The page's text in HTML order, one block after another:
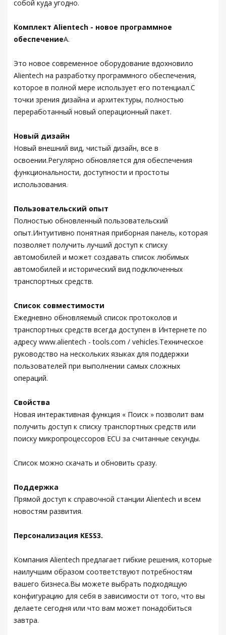
собой куда угодно.
Комплект Alientech - новое программное
обеспечениеА.
Это новое современное оборудование вдохновило
Alientech на разработку программного обеспечения,
которое в полной мере использует его потенциал.С
точки зрения дизайна и архитектуры, полностью
переработанный новый операционный пакет.
Новый дизайн
Новый внешний вид, чистый дизайн, все в
освоении.Регулярно обновляется для обеспечения
функциональности, доступности и простоты
использования.
Пользовательский опыт
Полностью обновленный пользовательский
опыт.Интуитивно понятная приборная панель, которая
позволяет получить лучший доступ к списку
автомобилей и может создавать список любимых
автомобилей и исторический вид подключенных
транспортных средств.
Список совместимости
Ежедневно обновляемый список протоколов и
транспортных средств всегда доступен в Интернете по
адресу www.alientech - tools.com / vehicles.Техническое
руководство на нескольких языках для поддержки
пользователей при выполнении самых сложных
операций.
Свойства
Новая интерактивная функция « Поиск » позволит вам
получить доступ к списку транспортных средств или
поиску микропроцессоров ECU за считанные секунды.
Список можно скачать и обновить сразу.
Поддержка
Прямой доступ к справочной станции Alientech и всем
новостям развития.
Персонализация KESS3.
Компания Alientech предлагает гибкие решения, которые
наилучшим образом соответствуют потребностям
вашего бизнеса.Вы можете выбрать подходящую
конфигурацию для себя в зависимости от того, что вы
делаете сегодня или что вам может понадобиться
завтра.